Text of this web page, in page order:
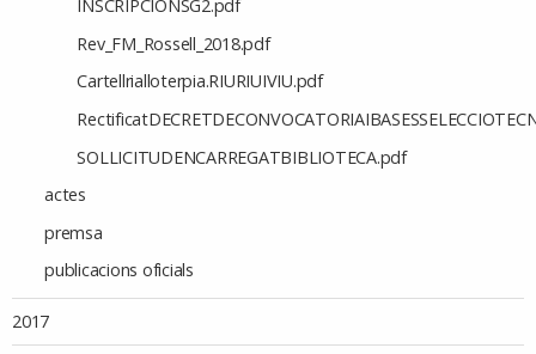
INSCRIPCIONSG2.pdf
Rev_FM_Rossell_2018.pdf
Cartellrialloterpia.RIURIUIVIU.pdf
SOLLICITUDENCARREGATBIBLIOTECA.pdf
actes
premsa
publicacions oficials
2017